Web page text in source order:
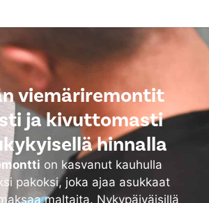
viemäriremontit
ja kivuttomasti
hinnalla
on kasvanut kauhulla
pakoksi, joka ajaa asukkaat
maltaita. Nykypäiväisillä